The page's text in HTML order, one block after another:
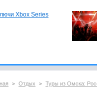
Xbox Series
> Отдых > Туры из Омска: